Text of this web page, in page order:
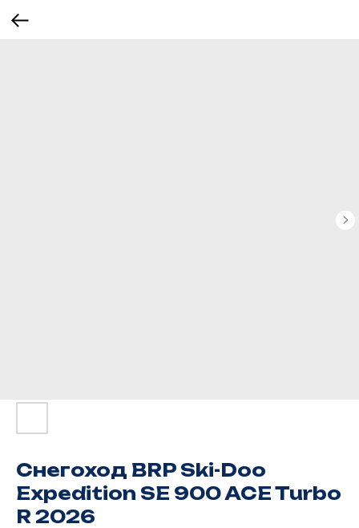
Снегоход BRP Ski-Doo
Expedition SE 900 ACE Turbo
R 2026